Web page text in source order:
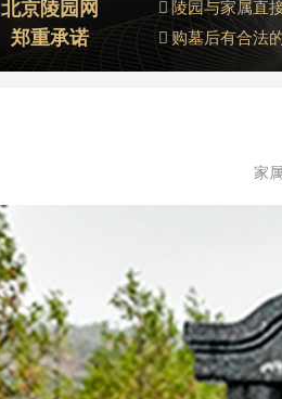
北京陵园网
郑重承诺
陵园与家属直
购墓后有合法
家